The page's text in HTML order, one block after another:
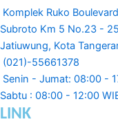
Komplek Ruko
Subroto Km 5 No.23 -
Jatiuwung, Kota
(021)-55661378
Senin - Jumat: 08:00 -
Sabtu : 08:00 - 12:00
LINK